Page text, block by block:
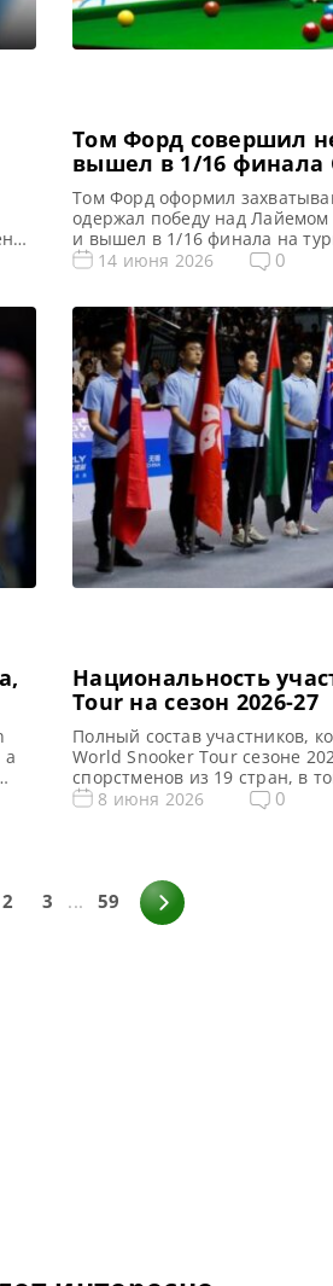
Том Форд совершил
вышел в 1/16 финала
Том Форд оформил
одержал победу над
и вышел в 1/16 финала на
WST В захватывающем
выступлений в карьере,
Хайфилдом со счетом […]
14 июня 2026 0
а
Национальность
Tour на сезон 2026-27
Полный состав участников,
World Snooker Tour сезоне
спорстменов из 19 стран, в
Ирландии, Бельгии, Украины
8 июня 2026 0
2 3 ... 59